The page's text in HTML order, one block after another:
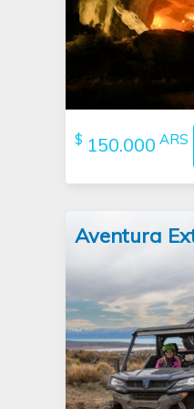
histórica
espetaculares
caverna dentro
más)
$ 150.000 ARS
Aventura
o protagonista
aventura
quadriciclo (ATV
Vehicle 4x4)